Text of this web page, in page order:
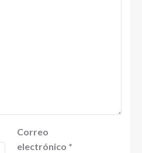
Correo
electrónico *